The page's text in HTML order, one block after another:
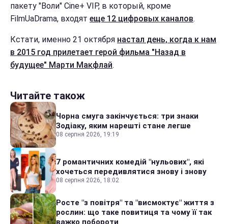
пакету "Воли" Сine+ VIP, в который, кроме
FilmUaDrama, входят еще 12 цифровых каналов.
Кстати, именно 21 октября настал день, когда к нам
в 2015 год прилетает герой фильма "Назад в
будущее" Марти Макфлай.
Читайте також
Чорна смуга закінчується: три знаки
Зодіаку, яким нарешті стане легше
08 серпня 2026, 19:19
7 романтичних комедій "нульових", які
хочеться передивлятися знову і знову
08 серпня 2026, 18:02
Росте "з повітря" та "висмоктує" життя з
рослин: що таке повитиця та чому її так
важко побороти